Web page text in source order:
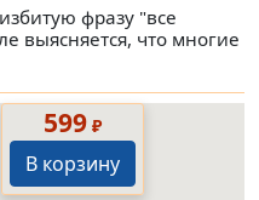
фразу "все
выясняется, что многие
599₽
В корзину